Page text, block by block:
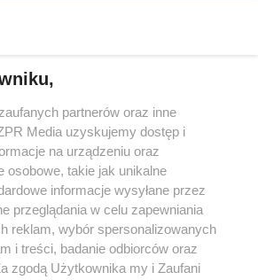
w serwisie nie może być powielany i
rozpowszechniany w jakikolwiek sposób (w
mechaniczny) na jakimkolwiek polu
formie, włącznie z umieszczaniem w
właściciela praw. Jakiekolwiek użycie lub
całości lub w części z naruszeniem prawa,
jest zabronione pod groźbą kary i może być
partnerów oraz inne
Media uzyskujemy dostęp i
na urządzeniu oraz
osobowe, takie jak unikalne
informacje wysyłane przez
przeglądania w celu zapewniania
reklam, wybór spersonalizowanych
i treści, badanie odbiorców oraz
zgodą Użytkownika my i Zaufani